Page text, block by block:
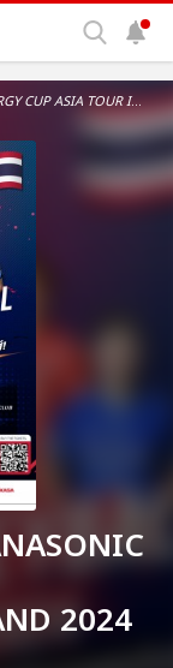
TOUR IN THAILAND 2024
2024